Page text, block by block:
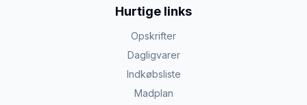
Hurtige links
Opskrifter
Dagligvarer
Indkøbsliste
Madplan